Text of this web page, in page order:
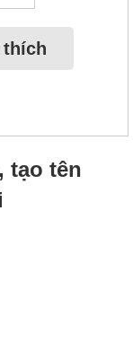
thích
tạo tên